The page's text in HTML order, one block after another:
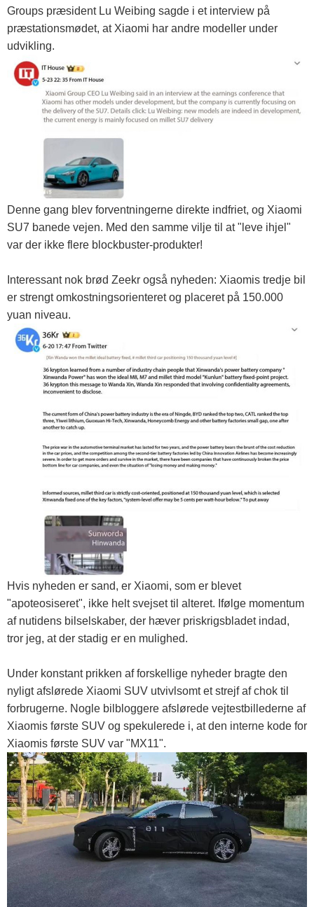
Groups præsident Lu Weibing sagde i et interview på
præstationsmødet, at Xiaomi har andre modeller under
udvikling.
Denne gang blev forventningerne direkte indfriet, og Xiaomi
SU7 banede vejen. Med den samme vilje til at "leve ihjel"
var der ikke flere blockbuster-produkter!
Interessant nok brød Zeekr også nyheden: Xiaomis tredje bil
er strengt omkostningsorienteret og placeret på 150.000
yuan niveau.
Hvis nyheden er sand, er Xiaomi, som er blevet
"apoteosiseret", ikke helt svejset til alteret. Ifølge momentum
af nutidens bilselskaber, der hæver priskrigsbladet indad,
tror jeg, at der stadig er en mulighed.
Under konstant prikken af ​​forskellige nyheder bragte den
nyligt afslørede Xiaomi SUV utvivlsomt et strejf af chok til
forbrugerne. Nogle bilbloggere afslørede vejtestbillederne af
Xiaomis første SUV og spekulerede i, at den interne kode for
Xiaomis første SUV var "MX11".